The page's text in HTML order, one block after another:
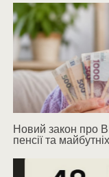
Новий закон про
пенсії та